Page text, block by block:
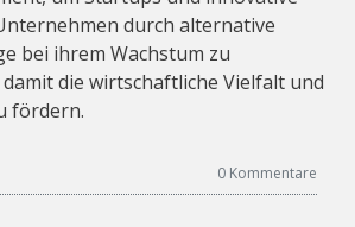
durch alternative
bei ihrem Wachstum zu
die wirtschaftliche Vielfalt und
fördern.
0 Kommentare